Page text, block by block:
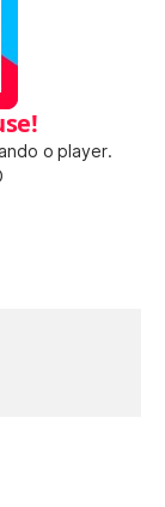
o player.